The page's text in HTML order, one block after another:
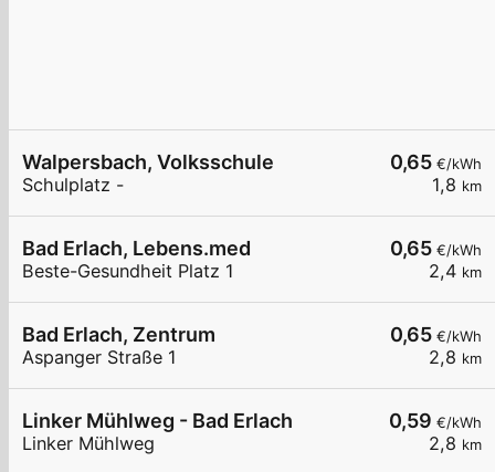
0,65 €/kWh
1,8 km
Walpersbach, Volksschule
Schulplatz -
0,65 €/kWh
2,4 km
Bad Erlach, Lebens.med
Beste-Gesundheit Platz 1
0,65 €/kWh
2,8 km
Bad Erlach, Zentrum
Aspanger Straße 1
0,59 €/kWh
2,8 km
Linker Mühlweg - Bad Erlach
Linker Mühlweg